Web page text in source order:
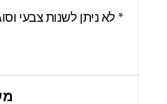
* לא ניתן לשנות צבעי